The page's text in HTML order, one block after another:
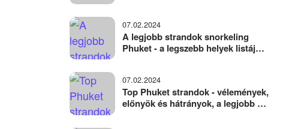
07.02.2024
A legjobb strandok snorkeling
Phuket - a legszebb helyek listája,
07.02.2024
Top Phuket strandok - vélemények,
előnyök és hátrányok, a legjobb és